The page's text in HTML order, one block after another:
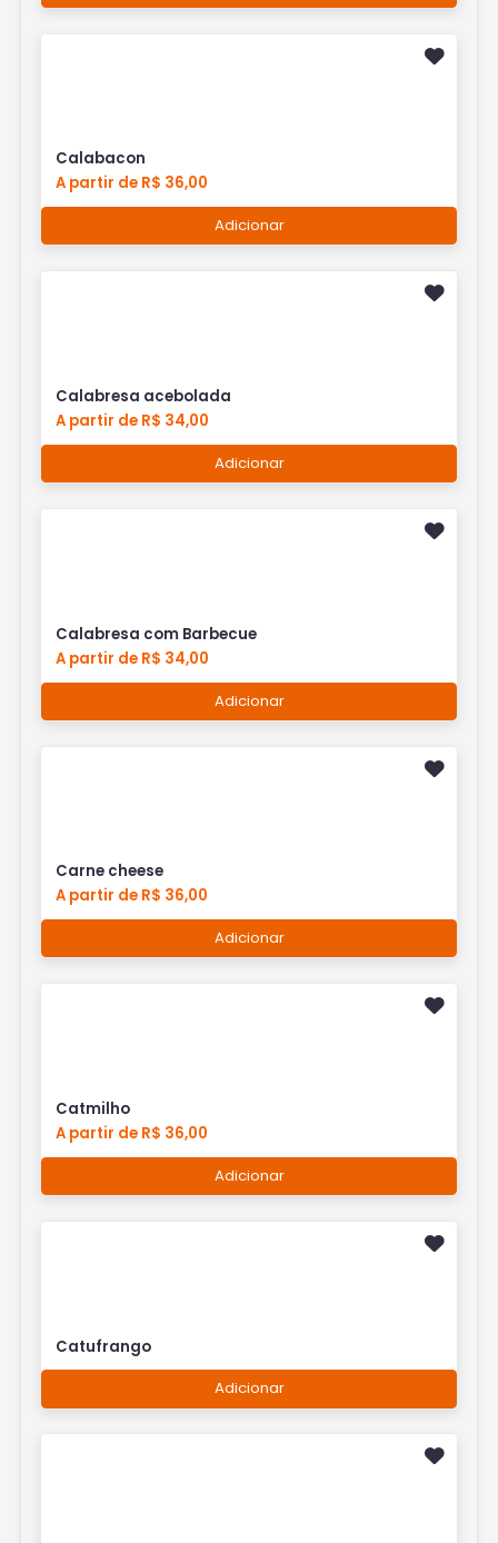
Calabacon
A partir de R$ 36,00
Adicionar
Calabresa acebolada
A partir de R$ 34,00
Adicionar
Calabresa com Barbecue
A partir de R$ 34,00
Adicionar
Carne cheese
A partir de R$ 36,00
Adicionar
Catmilho
A partir de R$ 36,00
Adicionar
Catufrango
Adicionar